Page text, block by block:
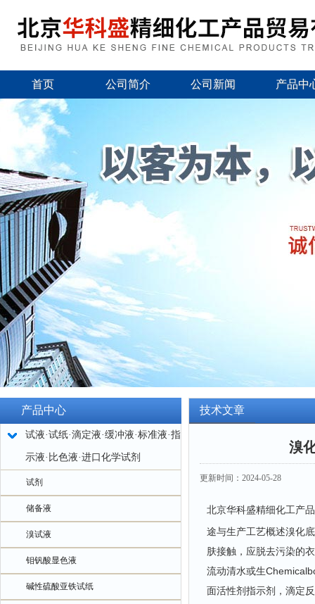
首页 公司简介 公司新闻 产品中
产品中心
试液·试纸·滴定液·缓冲液·标准液·指
示液·比色液·进口化学试剂
试剂
储备液
溴试液
钼钒酸显色液
碱性硫酸亚铁试纸
技术文章
溴
更新时间：2024-05-28
北京华科盛精细化工产
途与生产工艺概述溴化
肤接触，应脱去污染的
流动清水或生
面活性剂指示剂，滴定